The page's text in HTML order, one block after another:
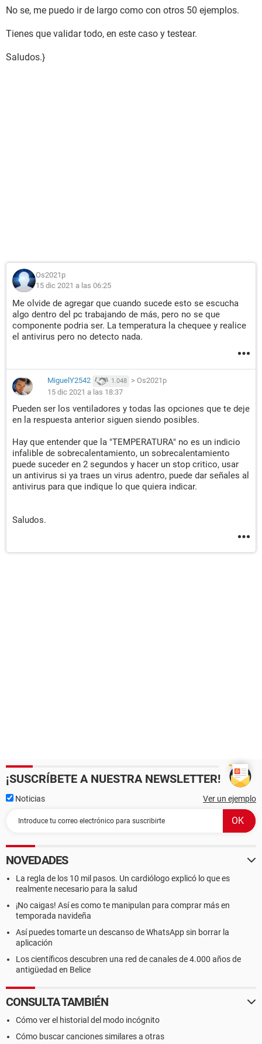
No se, me puedo ir de largo como con otros 50 ejemplos.
Tienes que validar todo, en este caso y testear.
Saludos.}
Os2021p
15 dic 2021 a las 06:25
Me olvide de agregar que cuando sucede esto se escucha
algo dentro del pc trabajando de más, pero no se que
componente podria ser. La temperatura la chequee y realice
el antivirus pero no detecto nada.
MiguelY2542 1.048 > Os2021p
15 dic 2021 a las 18:37
Pueden ser los ventiladores y todas las opciones que te deje
en la respuesta anterior siguen siendo posibles.
Hay que entender que la "TEMPERATURA" no es un indicio
infalible de sobrecalentamiento, un sobrecalentamiento
puede suceder en 2 segundos y hacer un stop critico, usar
un antivirus si ya traes un virus adentro, puede dar señales al
antivirus para que indique lo que quiera indicar.
Saludos.
¡SUSCRÍBETE A NUESTRA NEWSLETTER!
Noticias Ver un ejemplo
NOVEDADES
La regla de los 10 mil pasos. Un cardiólogo explicó lo que es
realmente necesario para la salud
¡No caigas! Así es como te manipulan para comprar más en
temporada navideña
Así puedes tomarte un descanso de WhatsApp sin borrar la
aplicación
Los científicos descubren una red de canales de 4.000 años de
antigüedad en Belice
CONSULTA TAMBIÉN
Cómo ver el historial del modo incógnito
Cómo buscar canciones similares a otras